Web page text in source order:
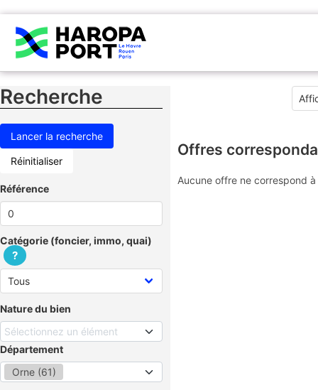
Recherche
Réinitialiser
Référence
Catégorie (foncier, immo, quai)
?
Nature du bien
Sélectionnez un élément
Département
Orne (61)
Offres
Aucune offre ne correspond